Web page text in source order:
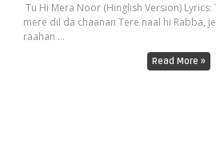
Tu Hi Mera Noor (Hinglish Version)
mere dil da chaanan Tere naal hi Rabba,
raahan ...
Read More »